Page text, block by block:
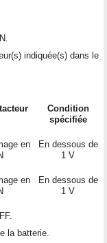
indiquée(s) dans le
Condition
spécifiée
en
En dessous de
1 V
en
En dessous de
1 V
la batterie.